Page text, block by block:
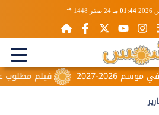
01:44 مـ 24 صفر 1448 هـ
فيلم مطلوب عائليًا..